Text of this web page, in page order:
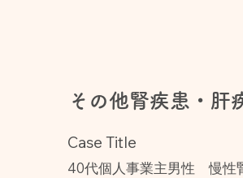
その他腎疾患・肝
Case Title
40代個人事業主男性 慢性